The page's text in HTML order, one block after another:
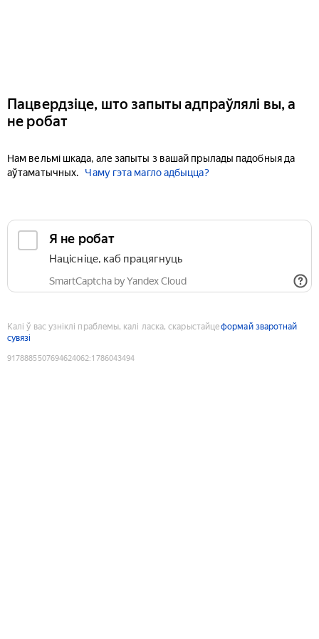
Пацвердзіце, што запыты адпраўлялі вы, а
не робат
Нам вельмі шкада, але запыты з вашай прылады падобныя да
аўтаматычных.
Чаму гэта магло адбыцца?
Я не робат
Націсніце, каб працягнуць
SmartCaptcha by Yandex Cloud
Калі ў вас узніклі праблемы, калі ласка, скарыстайцеформай зваротнай
сувязі
9178885507694624062:1786043494